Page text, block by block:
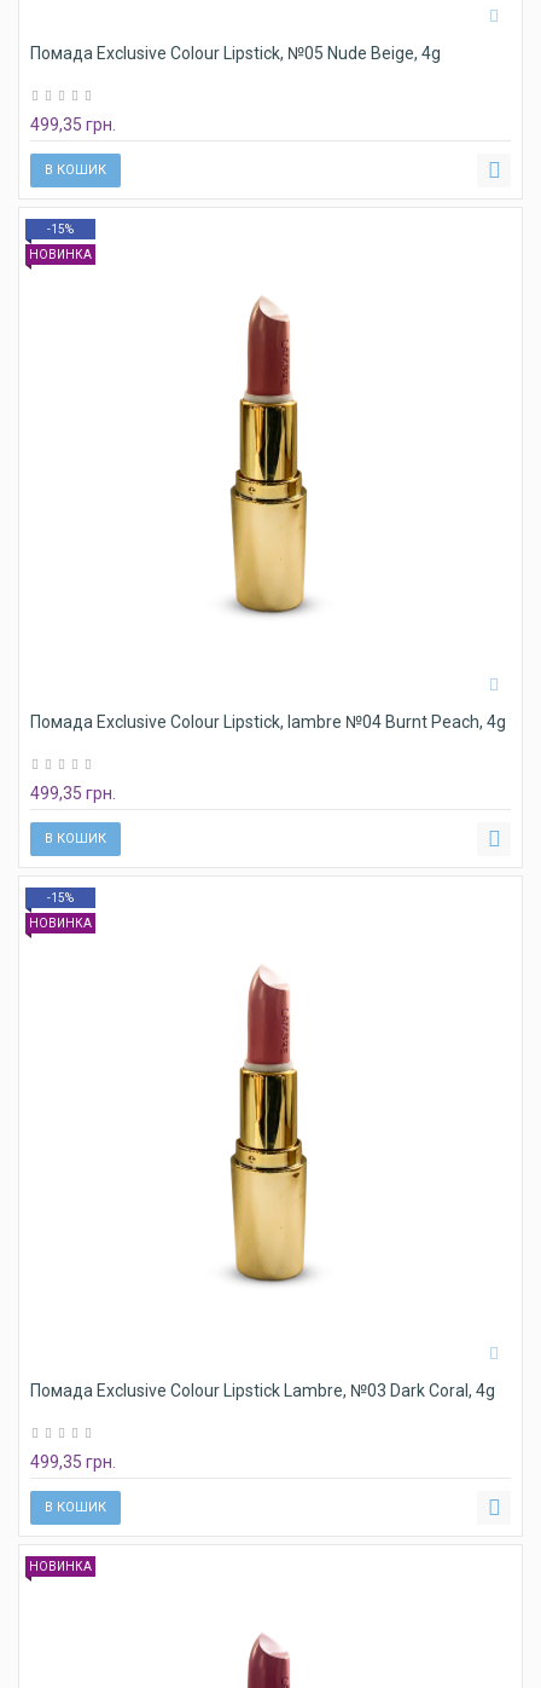
Помада Exclusive Colour Lipstick, №05 Nude Beige, 4g
499,35 грн.
В КОШИК
-15%
НОВИНКА
Помада Exclusive Colour Lipstick, lambre №04 Burnt Peach, 4g
499,35 грн.
В КОШИК
-15%
НОВИНКА
Помада Exclusive Colour Lipstick Lambre, №03 Dark Coral, 4g
499,35 грн.
В КОШИК
НОВИНКА